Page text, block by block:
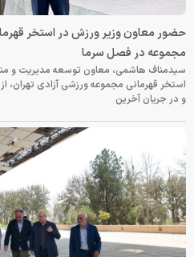
حضور معاون وزیر ورزش در استخر
مجموعه در فصل سرما
سیدمناف هاشمی، معاون توسعه مدیریت و
استخر قهرمانی مجموعه ورزشی آزادی
و در جریان آخرین